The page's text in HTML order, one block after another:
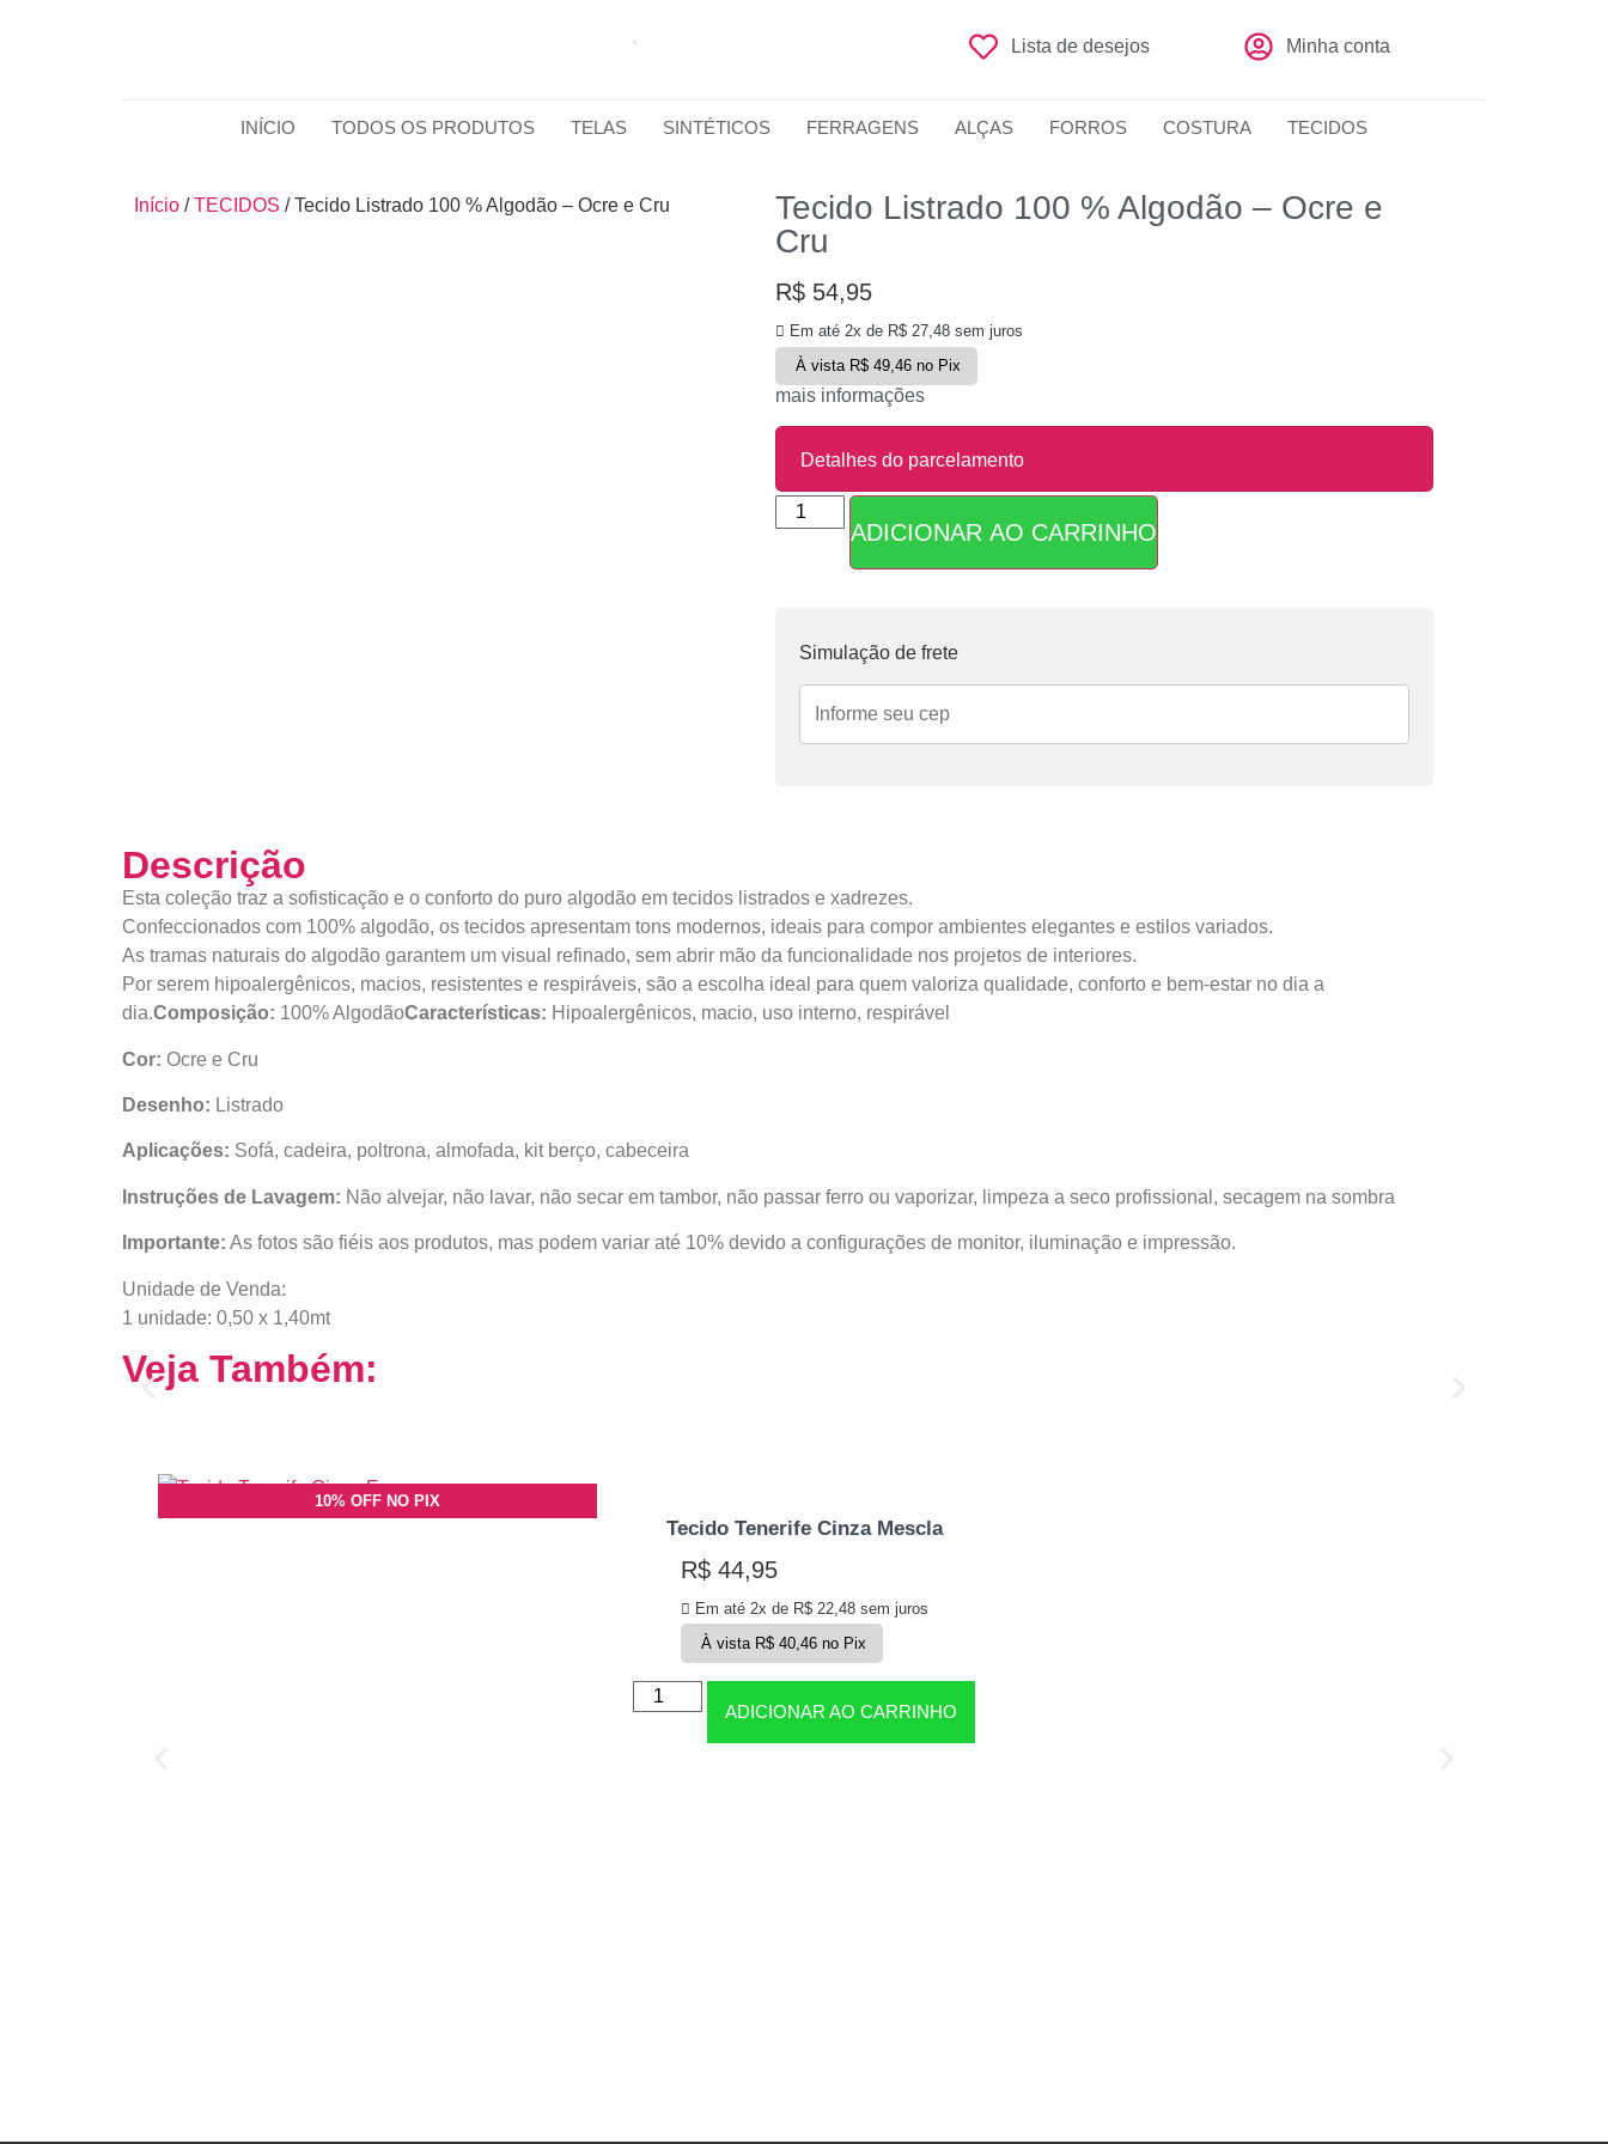
Lista de desejos Minha conta
INÍCIO TODOS OS PRODUTOS TELAS SINTÉTICOS FERRAGENS ALÇAS FORROS COSTURA TECIDOS
Início /TECIDOS / Tecido Listrado 100 % Algodão – Ocre e Cru
Tecido Listrado 100 % Algodão – Ocre e
Cru
R$54,95
Em até 2x de R$27,48sem juros
À vista R$ 49,46 no Pix
mais informações
Detalhes do parcelamento
Parcelas:
2x deR$ 27,48
ADICIONAR AO CARRINHO
Simulação de frete
Descrição
Esta coleção traz a sofisticação e o conforto do puro algodão em tecidos listrados e xadrezes.
Confeccionados com 100% algodão, os tecidos apresentam tons modernos, ideais para compor ambientes elegantes e estilos variados.
As tramas naturais do algodão garantem um visual refinado, sem abrir mão da funcionalidade nos projetos de interiores.
Por serem hipoalergênicos, macios, resistentes e respiráveis, são a escolha ideal para quem valoriza qualidade, conforto e bem-estar no dia a
dia.Composição: 100% AlgodãoCaracterísticas: Hipoalergênicos, macio, uso interno, respirável
Cor: Ocre e Cru
Desenho: Listrado
Aplicações: Sofá, cadeira, poltrona, almofada, kit berço, cabeceira
Instruções de Lavagem: Não alvejar, não lavar, não secar em tambor, não passar ferro ou vaporizar, limpeza a seco profissional, secagem na sombra
Importante: As fotos são fiéis aos produtos, mas podem variar até 10% devido a configurações de monitor, iluminação e impressão.
Unidade de Venda:
1 unidade: 0,50 x 1,40mt
Veja Também:
10% OFF NO PIX
Tecido Tenerife Cinza Mescla
R$44,95
Em até 2x de R$22,48sem juros
À vista R$ 40,46 no Pix
ADICIONAR AO CARRINHO